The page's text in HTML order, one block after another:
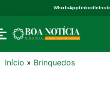
WhatsAppLinkedIn
Início » Brinquedos